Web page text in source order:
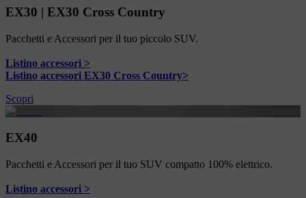
EX30 | EX30 Cross Country
Pacchetti e Accessori per il tuo piccolo SUV.
Listino accessori >
Listino accessori EX30 Cross Country>
Scopri
EX40
Pacchetti e Accessori per il tuo SUV compatto 100% elettrico.
Listino accessori >